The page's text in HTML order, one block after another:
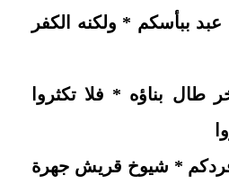
ببأسكم * ولكنه الكفر
طال بناؤه * فلا تكثروا
فردكم * شيوخ قريش جهرة